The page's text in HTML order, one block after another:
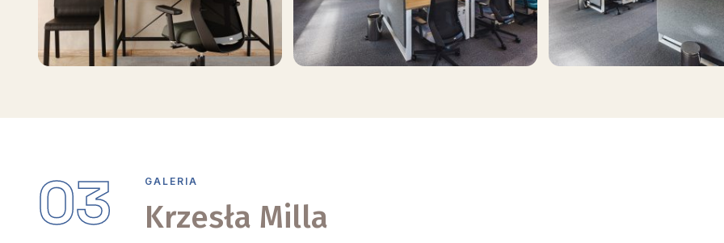
03 GALERIA
Krzesła Milla